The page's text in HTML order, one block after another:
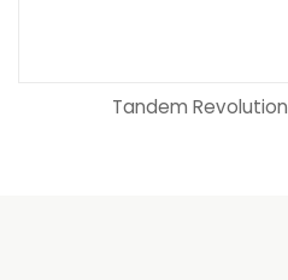
Tandem Revolution